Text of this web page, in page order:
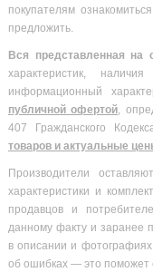
покупателям
предложить.
Вся представленная на
характеристик,
информационный
публичной офертой,
407 Гражданского
товаров и актуальные
Производители
характеристики и
продавцов и
данному факту и заранее
в описании и
об ошибках — это поможет